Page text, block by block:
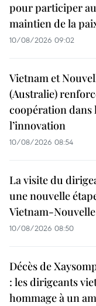
pour participer
maintien de la
10/08/2026 09:02
Vietnam et
(Australie)
coopération dans
l’innovation
10/08/2026 08:54
La visite du
une nouvelle
Vietnam-
10/08/2026 08:50
Décès de
: les dirigeants
hommage à un